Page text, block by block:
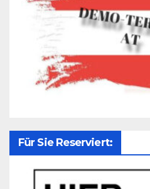
Für Sie Reserviert: